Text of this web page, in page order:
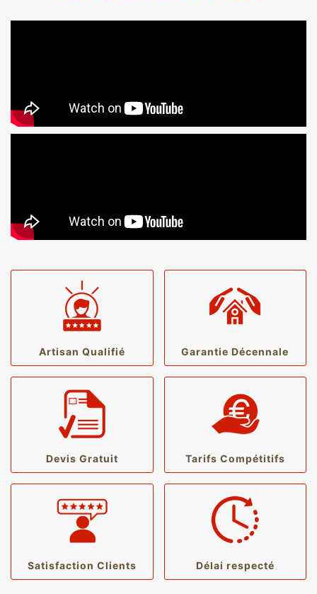
Artisan Qualifié Garantie Décennale
Devis Gratuit Tarifs Compétitifs
Satisfaction Clients Délai respecté